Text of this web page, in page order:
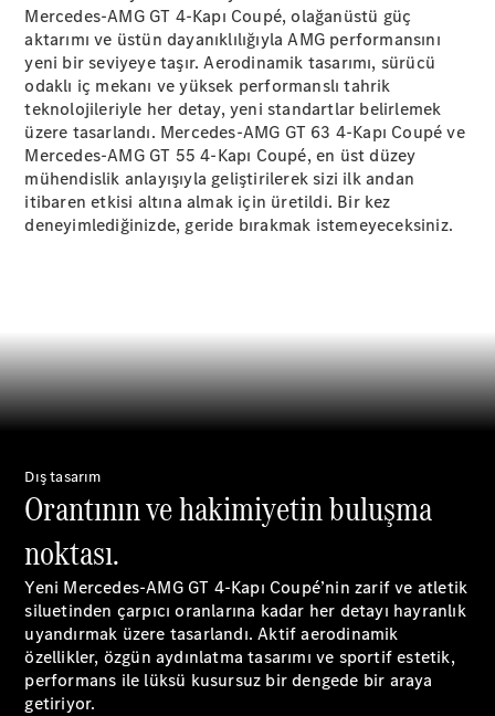
Sedan
Tüm Sedan
CLA
Elektrik
CLA
E-Serisi
S-
Serisi
Yeni
Mercedes-
Aracını
Tasarla
Test Sürüşü
Online
Store
SUV & Geländewagen
Mercedes-AMG GT 4-Kapı Coupé, olağanüstü güç
aktarımı ve üstün dayanıklılığıyla AMG performansını
yeni bir seviyeye taşır. Aerodinamik tasarımı, sürücü
odaklı iç mekanı ve yüksek performanslı tahrik
teknolojileriyle her detay, yeni standartlar belirlemek
üzere tasarlandı. Mercedes-AMG GT 63 4-Kapı Coupé ve
Mercedes-AMG GT 55 4-Kapı Coupé, en üst düzey
mühendislik anlayışıyla geliştirilerek sizi ilk andan
itibaren etkisi altına almak için üretildi. Bir kez
deneyimlediğinizde, geride bırakmak istemeyeceksiniz.
Dış tasarım
Orantının ve hakimiyetin buluşma
noktası.
Yeni Mercedes-AMG GT 4-Kapı Coupé’nin zarif ve atletik
siluetinden çarpıcı oranlarına kadar her detayı hayranlık
uyandırmak üzere tasarlandı. Aktif aerodinamik
özellikler, özgün aydınlatma tasarımı ve sportif estetik,
performans ile lüksü kusursuz bir dengede bir araya
getiriyor.